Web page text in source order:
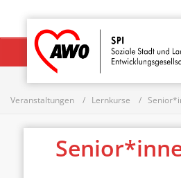
Startseite
Veranstaltungen Lernkurse